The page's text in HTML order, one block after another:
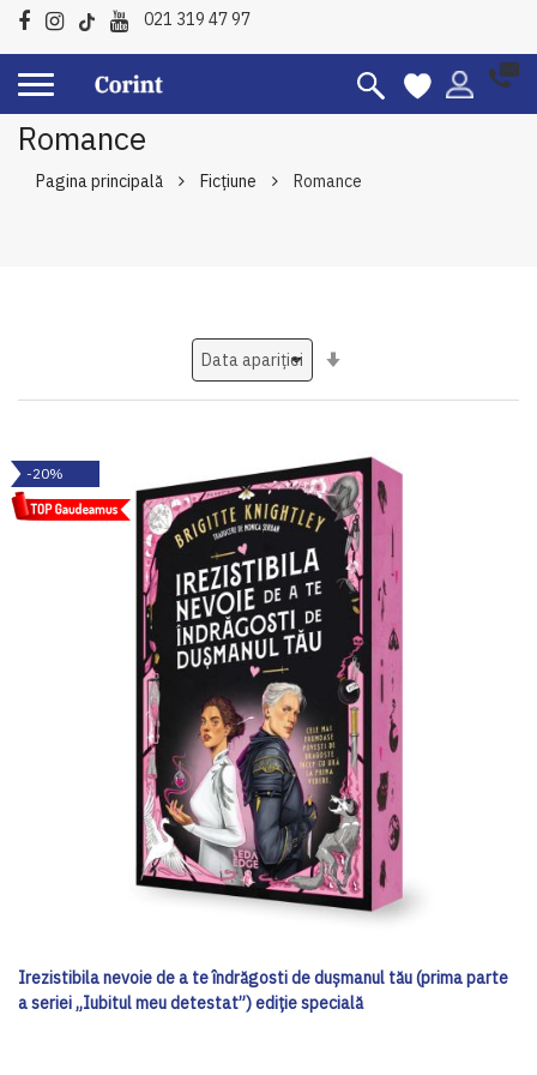
021 319 47 97
Romance
Pagina principală Ficțiune Romance
-20%
Irezistibila nevoie de a te îndrăgosti de dușmanul tău (prima parte
a seriei „Iubitul meu detestat”) ediţie specială